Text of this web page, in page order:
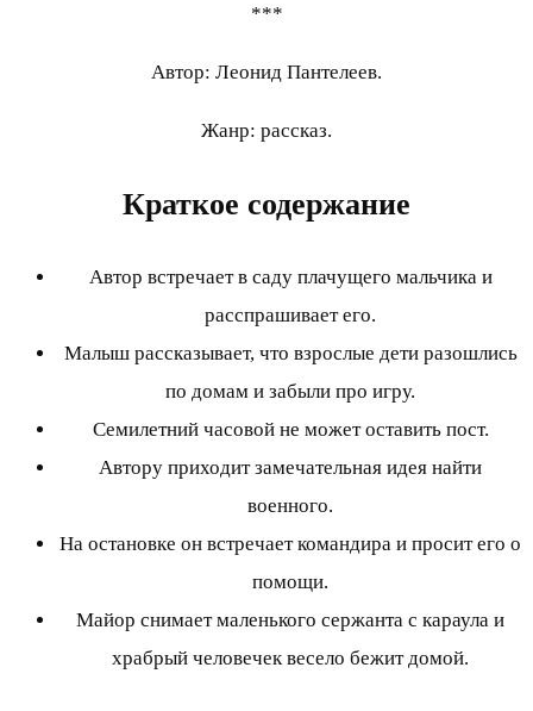
***
Автор: Леонид Пантелеев.
Жанр: рассказ.
Краткое содержание
Автор встречает в саду плачущего мальчика и
расспрашивает его.
Малыш рассказывает, что взрослые дети разошлись
по домам и забыли про игру.
Семилетний часовой не может оставить пост.
Автору приходит замечательная идея найти
военного.
На остановке он встречает командира и просит его о
помощи.
Майор снимает маленького сержанта с караула и
храбрый человечек весело бежит домой.